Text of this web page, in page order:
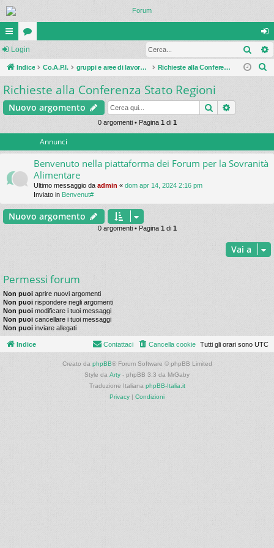
oll
eg
a
m
ap
or
u
m
og
in
Login
Indice Co.A.P.I. gruppi e aree di lavoro sul confronto con le istituzioni Richieste alla Conferenza Stato Regioni
Richieste alla Conferenza Stato Regioni
Nuovo argomento Cerca
0 argomenti • Pagina 1 di 1
Annunci
Benvenuto nella piattaforma dei Forum per la Sovranità
Alimentare
Ultimo messaggio da admin « dom apr 14, 2024 2:16 pm
Inviato in Benvenut#
Nuovo argomento
0 argomenti • Pagina 1di 1
Vai a
Permessi forum
Non puoi aprire nuovi argomenti
Non puoi rispondere negli argomenti
Non puoi modificare i tuoi messaggi
Non puoi cancellare i tuoi messaggi
Non puoi inviare allegati
Indice Tutti gli orari sono UTC
Cancella cookie
Contattaci
Creato da phpBB® Forum Software © phpBB Limited
Style da Arty - phpBB 3.3 da MrGaby
Traduzione Italiana phpBB-Italia.it
Privacy | Condizioni